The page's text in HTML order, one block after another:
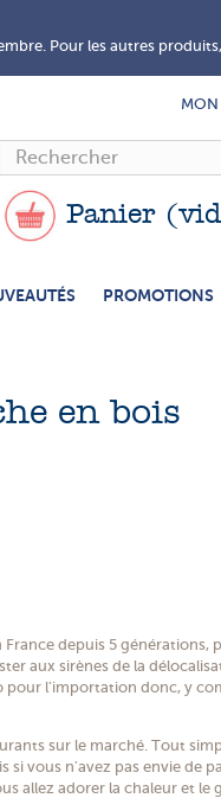
Pour les autres
MON
Panier
PROMOTIONS
en bois
depuis 5 générations,
aux sirènes de la
pour l'importation donc, y
sur le marché. Tout
si vous n'avez pas envie de
allez adorer la chaleur et le